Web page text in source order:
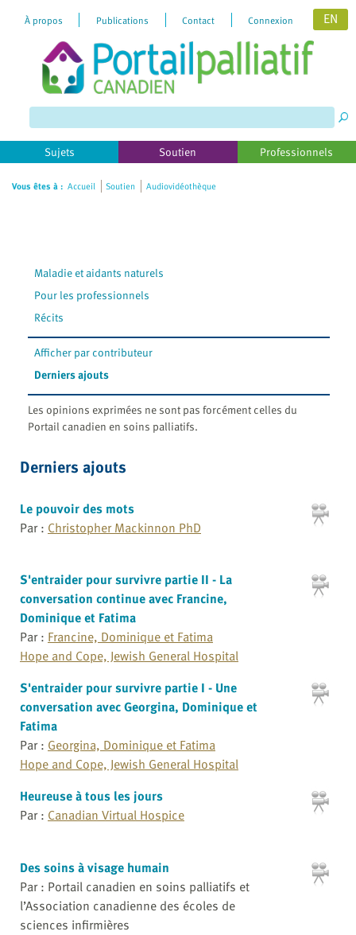
website
includes
an
accessibility
À propos Publications Contact Connexion EN
Sujets Soutien Professionnels
Vous êtes à : Accueil Soutien Audiovidéothèque
Maladie et aidants naturels
Pour les professionnels
Récits
Afficher par contributeur
Derniers ajouts
Les opinions exprimées ne sont pas forcément celles du
Portail canadien en soins palliatifs.
Derniers ajouts
Le pouvoir des mots
Par : Christopher Mackinnon PhD
S'entraider pour survivre partie II - La
conversation continue avec Francine,
Dominique et Fatima
Par : Francine, Dominique et Fatima
Hope and Cope, Jewish General Hospital
S'entraider pour survivre partie I - Une
conversation avec Georgina, Dominique et
Fatima
Par : Georgina, Dominique et Fatima
Hope and Cope, Jewish General Hospital
Heureuse à tous les jours
Par : Canadian Virtual Hospice
Des soins à visage humain
Par : Portail canadien en soins palliatifs et
l’Association canadienne des écoles de
sciences infirmières